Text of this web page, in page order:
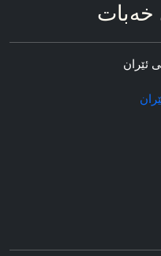
خه‌بات
ئێران